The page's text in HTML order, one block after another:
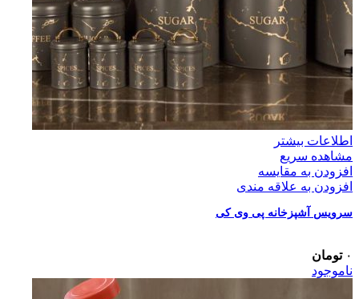
اطلاعات بیشتر
مشاهده سریع
افزودن به مقایسه
افزودن به علاقه مندی
سرویس آشپزخانه پی وی کی
۰ تومان
ناموجود